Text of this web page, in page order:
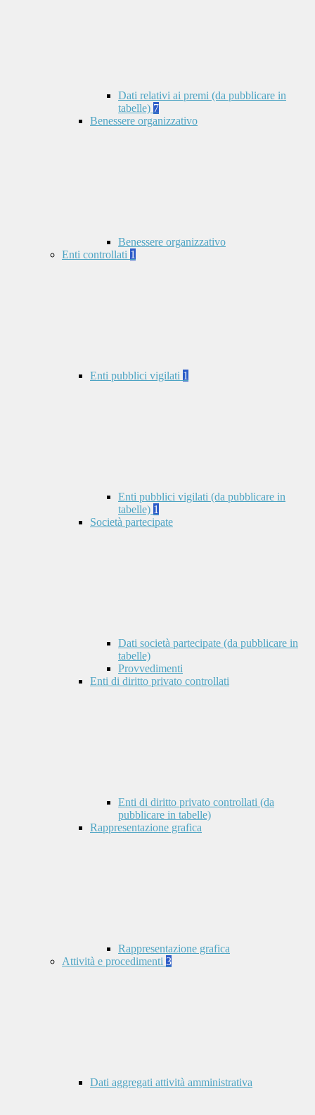
Dati relativi ai premi (da pubblicare in
tabelle) 7
Benessere organizzativo
Benessere organizzativo
Enti controllati 1
Enti pubblici vigilati 1
Enti pubblici vigilati (da pubblicare in
tabelle) 1
Società partecipate
Dati società partecipate (da pubblicare in
tabelle)
Provvedimenti
Enti di diritto privato controllati
Enti di diritto privato controllati (da
pubblicare in tabelle)
Rappresentazione grafica
Rappresentazione grafica
Attività e procedimenti 3
Dati aggregati attività amministrativa